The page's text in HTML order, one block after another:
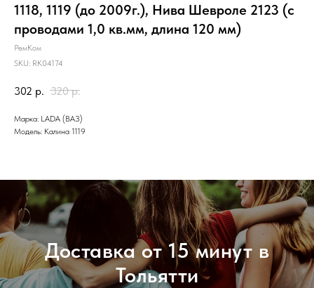
1118, 1119 (до 2009г.), Нива Шевроле 2123 (с
проводами 1,0 кв.мм, длина 120 мм)
РемКом
SKU: RK04174
302 р. 320 р.
Марка: LADA (ВАЗ)
Модель: Калина 1119
Доставка от 15 минут в
Тольятти